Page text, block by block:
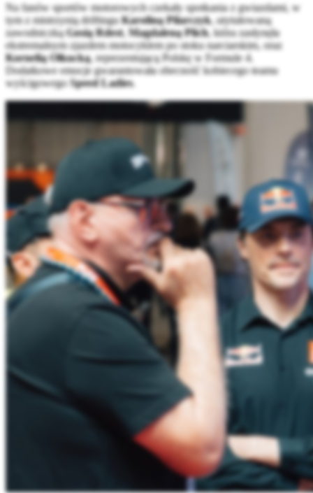
Na fanów sportów motorowych czekały spotkania z gwiazdami, w
tym z mistrzynią driftinguKaroliną Pilarczyk, utytułowaną
zawodniczkąGosią Rdest, Magdaleną Plich, która zasłynęła
ekstremalnym zjazdem motocyklem po stoku narciarskim, oraz
Kornelią Olkucką, reprezentującą Polskę w Formule 4.
Dodatkowe emocje gwarantowała obecność kobiecego teamu
wyścigowego Speed Ladies.